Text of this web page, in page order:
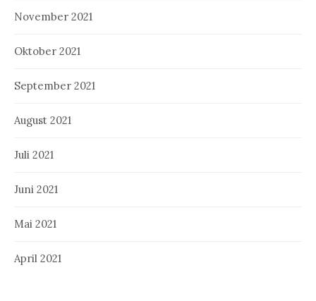
November 2021
Oktober 2021
September 2021
August 2021
Juli 2021
Juni 2021
Mai 2021
April 2021